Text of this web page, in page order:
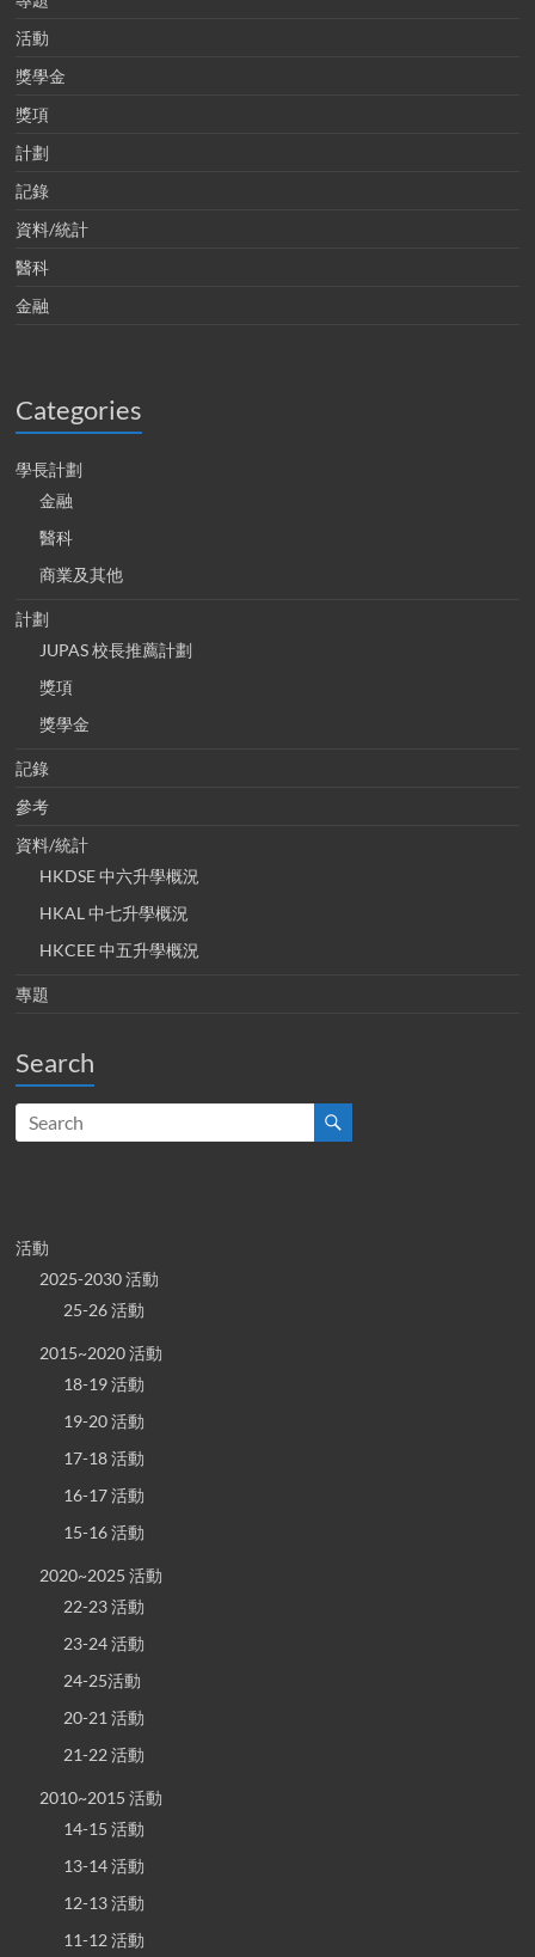
活動
獎學金
獎項
計劃
記錄
資料/統計
醫科
金融
Categories
學長計劃
金融
醫科
商業及其他
計劃
JUPAS 校長推薦計劃
獎項
獎學金
記錄
參考
資料/統計
HKDSE 中六升學概況
HKAL 中七升學概況
HKCEE 中五升學概況
專題
Search
活動
2025-2030 活動
25-26 活動
2015~2020 活動
18-19 活動
19-20 活動
17-18 活動
16-17 活動
15-16 活動
2020~2025 活動
22-23 活動
23-24 活動
24-25活動
20-21 活動
21-22 活動
2010~2015 活動
14-15 活動
13-14 活動
12-13 活動
11-12 活動